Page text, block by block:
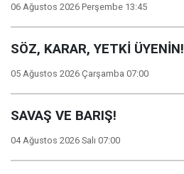
06 Ağustos 2026 Perşembe 13:45
SÖZ, KARAR, YETKİ ÜYENİN!
05 Ağustos 2026 Çarşamba 07:00
SAVAŞ VE BARIŞ!
04 Ağustos 2026 Salı 07:00